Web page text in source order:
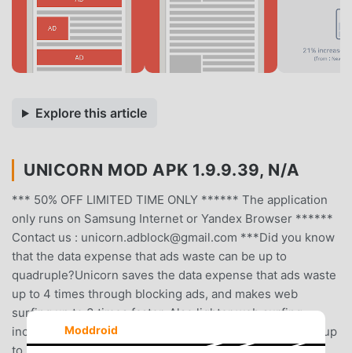
Explore this article
UNICORN MOD APK 1.9.9.39, N/A
*** 50% OFF LIMITED TIME ONLY ****** The application
only runs on Samsung Internet or Yandex Browser ******
Contact us : unicorn.adblock@gmail.com ***Did you know
that the data expense that ads waste can be up to
quadruple?Unicorn saves the data expense that ads waste
up to 4 times through blocking ads, and makes web
surfing up to 3 times faster. Also lighter web surfing
increases your battery life up to 21%.Blocks ads• Saves up
Moddroid